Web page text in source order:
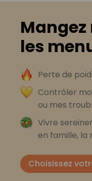
les
Perte de
Contrôler
ou mes
Vivre
en famille, la
Choisissez